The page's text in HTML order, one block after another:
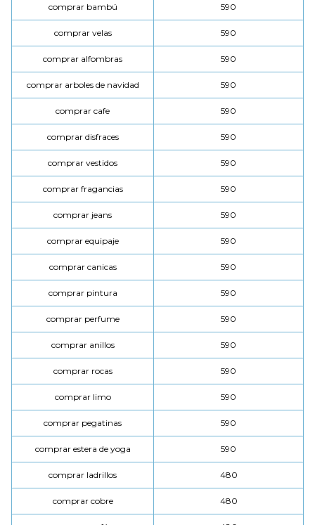
comprar bambú 590
comprar velas 590
comprar alfombras 590
comprar arboles de navidad 590
comprar cafe 590
comprar disfraces 590
comprar vestidos 590
comprar fragancias 590
comprar jeans 590
comprar equipaje 590
comprar canicas 590
comprar pintura 590
comprar perfume 590
comprar anillos 590
comprar rocas 590
comprar limo 590
comprar pegatinas 590
comprar estera de yoga 590
comprar ladrillos 480
comprar cobre 480